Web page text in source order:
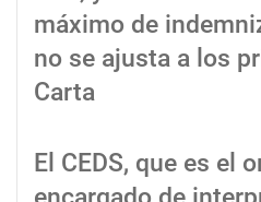
máximo de
no se ajusta a los
Carta
El CEDS, que es el